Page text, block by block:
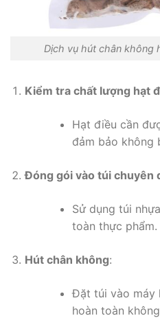
Dịch vụ hút chân không
Kiểm tra chất lượng hạt
Hạt điều cần
đảm bảo không
Đóng gói vào túi chuyên
Sử dụng túi
toàn thực phẩm.
Hút chân không:
Đặt túi vào máy
hoàn toàn